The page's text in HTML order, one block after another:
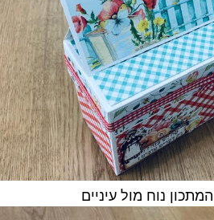
נוח מול עיניים